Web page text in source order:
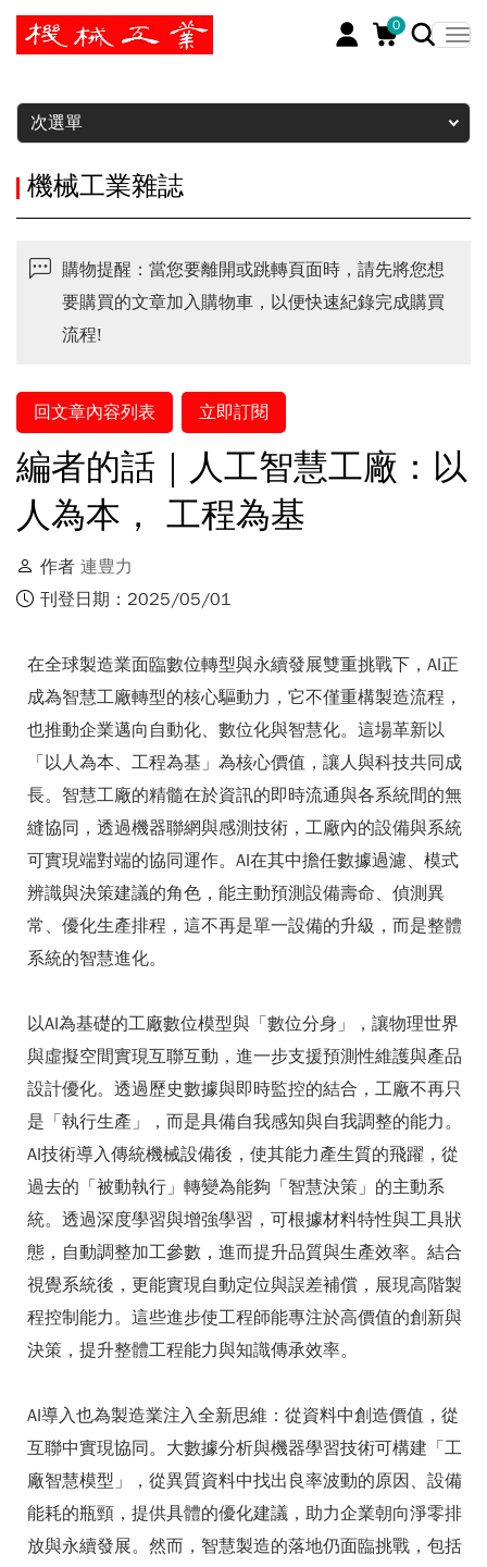
0
暫停
次選單
機械工業雜誌
購物提醒：當您要離開或跳轉頁面時，請先將您想
要購買的文章加入購物車，以便快速紀錄完成購買
流程!
回文章內容列表 立即訂閱
編者的話｜人工智慧工廠：以
人為本， 工程為基
作者 連豊力
刊登日期：2025/05/01
在全球製造業面臨數位轉型與永續發展雙重挑戰下，AI正
成為智慧工廠轉型的核心驅動力，它不僅重構製造流程，
也推動企業邁向自動化、數位化與智慧化。這場革新以
「以人為本、工程為基」為核心價值，讓人與科技共同成
長。智慧工廠的精髓在於資訊的即時流通與各系統間的無
縫協同，透過機器聯網與感測技術，工廠內的設備與系統
可實現端對端的協同運作。AI在其中擔任數據過濾、模式
辨識與決策建議的角色，能主動預測設備壽命、偵測異
常、優化生產排程，這不再是單一設備的升級，而是整體
系統的智慧進化。
以AI為基礎的工廠數位模型與「數位分身」，讓物理世界
與虛擬空間實現互聯互動，進一步支援預測性維護與產品
設計優化。透過歷史數據與即時監控的結合，工廠不再只
是「執行生產」，而是具備自我感知與自我調整的能力。
AI技術導入傳統機械設備後，使其能力產生質的飛躍，從
過去的「被動執行」轉變為能夠「智慧決策」的主動系
統。透過深度學習與增強學習，可根據材料特性與工具狀
態，自動調整加工參數，進而提升品質與生產效率。結合
視覺系統後，更能實現自動定位與誤差補償，展現高階製
程控制能力。這些進步使工程師能專注於高價值的創新與
決策，提升整體工程能力與知識傳承效率。
AI導入也為製造業注入全新思維：從資料中創造價值，從
互聯中實現協同。大數據分析與機器學習技術可構建「工
廠智慧模型」，從異質資料中找出良率波動的原因、設備
能耗的瓶頸，提供具體的優化建議，助力企業朝向淨零排
放與永續發展。然而，智慧製造的落地仍面臨挑戰，包括